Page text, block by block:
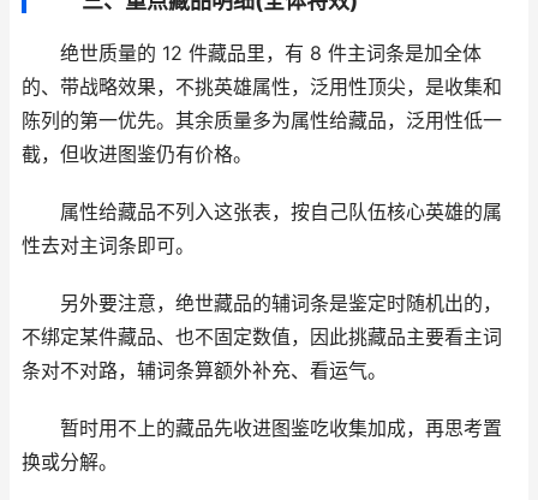
绝世质量的 12 件藏品里，有 8 件主词条是加全体
的、带战略效果，不挑英雄属性，泛用性顶尖，是收集和
陈列的第一优先。其余质量多为属性给藏品，泛用性低一
截，但收进图鉴仍有价格。
属性给藏品不列入这张表，按自己队伍核心英雄的属
性去对主词条即可。
另外要注意，绝世藏品的辅词条是鉴定时随机出的，
不绑定某件藏品、也不固定数值，因此挑藏品主要看主词
条对不对路，辅词条算额外补充、看运气。
暂时用不上的藏品先收进图鉴吃收集加成，再思考置
换或分解。